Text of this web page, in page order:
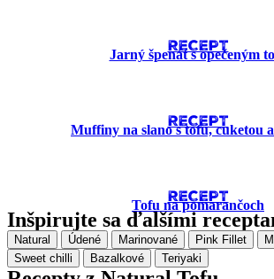
RECEPT
Jarný špenát s opečeným
RECEPT
Muffiny na slano s tofu, cuketou
RECEPT
Tofu na pomarančoch
Inšpirujte sa ďalšími
Natural Údené Marinované Pink Fillet
Sweet chilli
Bazalkové Teriyaki